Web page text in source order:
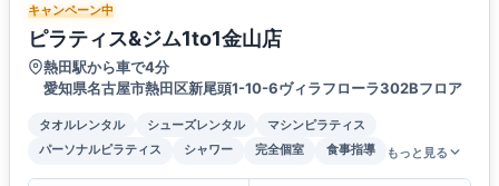
キャンペーン中
ピラティス&ジム1to1金山店
熱田駅から車で4分
愛知県名古屋市熱田区新尾頭1-10-6ヴィラフローラ302Bフロア
タオルレンタル シューズレンタル
マシンピラティス
パーソナルピラティス
シャワー 完全個室 食事指導 もっと見る